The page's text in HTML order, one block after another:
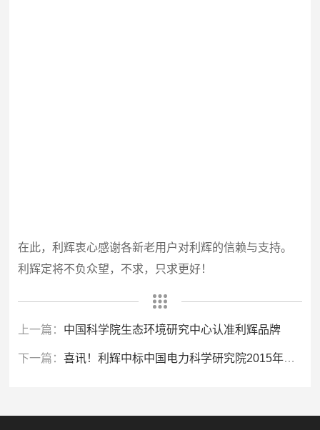
在此，利辉衷心感谢各新老用户对利辉的信赖与支持。
利辉定将不负众望，不求，只求更好！
上一篇： 中国科学院生态环境研究中心认准利辉品牌
下一篇：喜讯！利辉中标中国电力科学研究院2015年第五批物资采购项目